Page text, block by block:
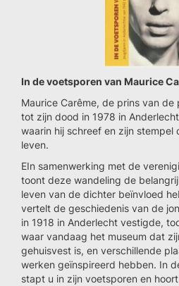
In de voetsporen van Maurice
Maurice Carême, de prins van de
tot zijn dood in 1978 in
waarin hij schreef en zijn stempel
leven.
EIn samenwerking met de
toont deze wandeling de
leven van de dichter beïnvloed
vertelt de geschiedenis van de
in 1918 in Anderlecht vestigde,
waar vandaag het museum dat
gehuisvest is, en verschillende
werken geïnspireerd hebben. In
stapt u in zijn voetsporen en